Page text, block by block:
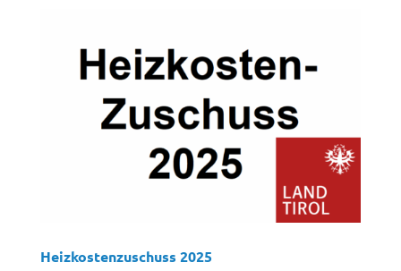
Heizkostenzuschuss 2025